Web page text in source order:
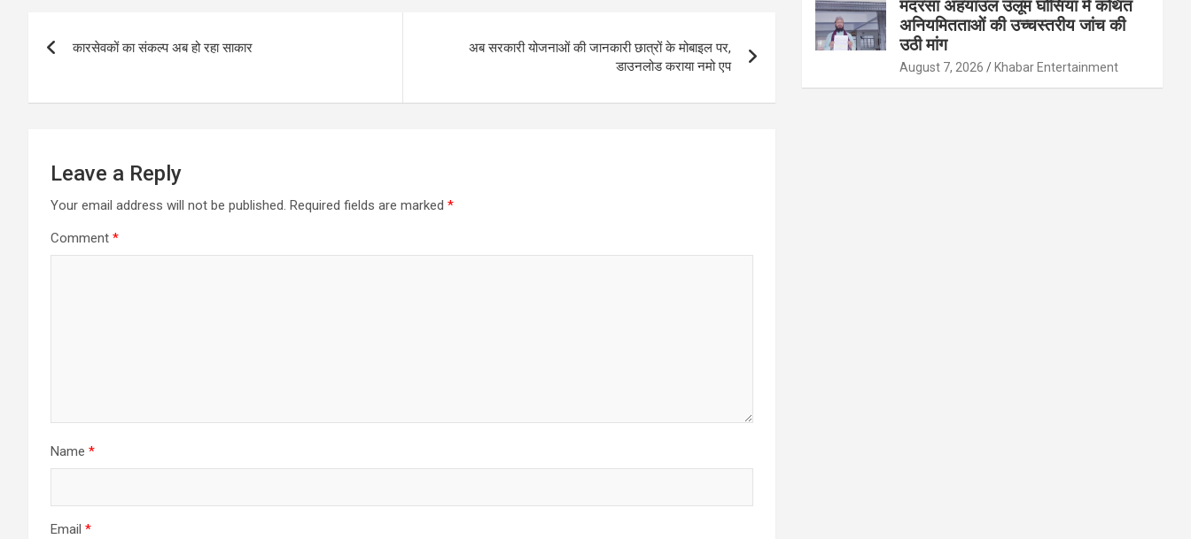
navigation
कारसेवकों का संकल्प अब हो रहा साकार
अब सरकारी योजनाओं की जानकारी छात्रों के मोबाइल पर,
डाउनलोड कराया नमो एप
Leave a Reply
Your email address will not be published. Required fields are marked *
Comment *
Name *
Email *
मदरसा अहयाउल उलूम घोसिया में कथित
अनियमितताओं की उच्चस्तरीय जांच की
उठी मांग
August 7, 2026 Khabar Entertainment